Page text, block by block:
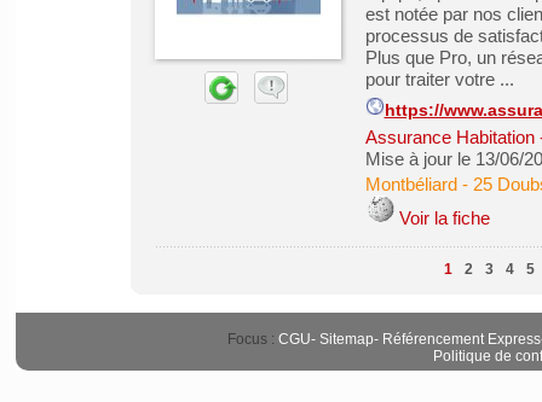
est notée par nos
processus de
Plus que Pro, un
pour traiter votre ...
https://
Assurance
Mise à jour le 13/06/
Montbéliard- 25
Voir la fiche
1 2 3 4 5
Focus : CGU- Sitemap- Référencement Express
Politique de